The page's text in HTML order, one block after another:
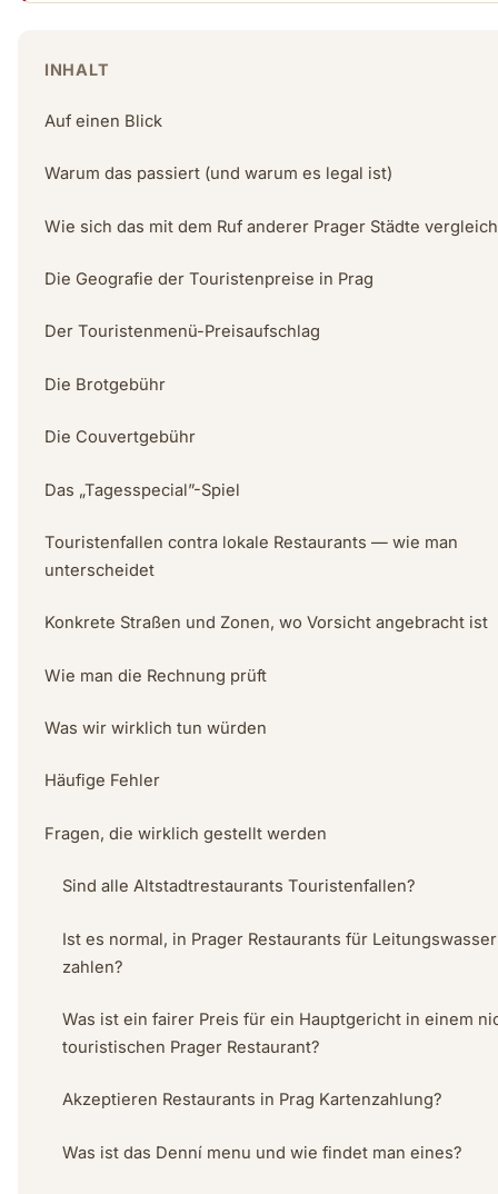
INHALT
Auf einen Blick
Warum das passiert (und warum es legal ist)
Wie sich das mit dem Ruf anderer Prager Städte
Die Geografie der Touristenpreise in Prag
Der Touristenmenü-Preisaufschlag
Die Brotgebühr
Die Couvertgebühr
Das „Tagesspecial”-Spiel
Touristenfallen contra lokale Restaurants — wie man
unterscheidet
Konkrete Straßen und Zonen, wo Vorsicht angebracht ist
Wie man die Rechnung prüft
Was wir wirklich tun würden
Häufige Fehler
Fragen, die wirklich gestellt werden
Sind alle Altstadtrestaurants Touristenfallen?
Ist es normal, in Prager Restaurants für
zahlen?
Was ist ein fairer Preis für ein Hauptgericht in einem
touristischen Prager Restaurant?
Akzeptieren Restaurants in Prag Kartenzahlung?
Was ist das Denní menu und wie findet man eines?